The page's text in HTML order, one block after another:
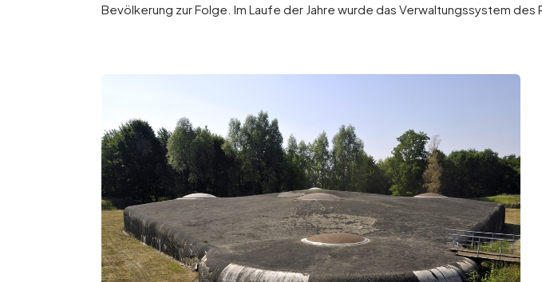
Bevölkerung zur Folge. Im Laufe der Jahre wurde das Verwaltungssystem